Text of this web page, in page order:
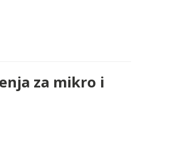
za mikro i